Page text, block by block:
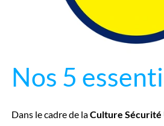
Nos 5
Dans le cadre de laCulture Sécurité